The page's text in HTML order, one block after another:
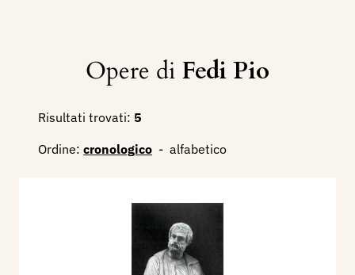
Opere di Fedi Pio
Risultati trovati: 5
Ordine: cronologico - alfabetico